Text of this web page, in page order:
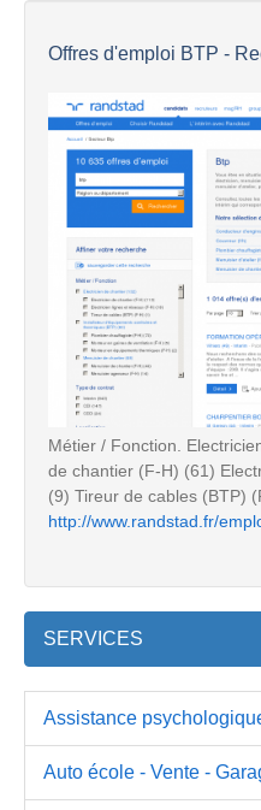
Offres d'emploi BTP -
Métier / Fonction.
de chantier (F-H) (61)
(9) Tireur de cables (BTP)
http://www.randstad.fr/
SERVICES
Assistance
Auto école - Vente -